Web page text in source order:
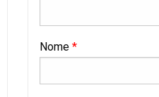
Nome *